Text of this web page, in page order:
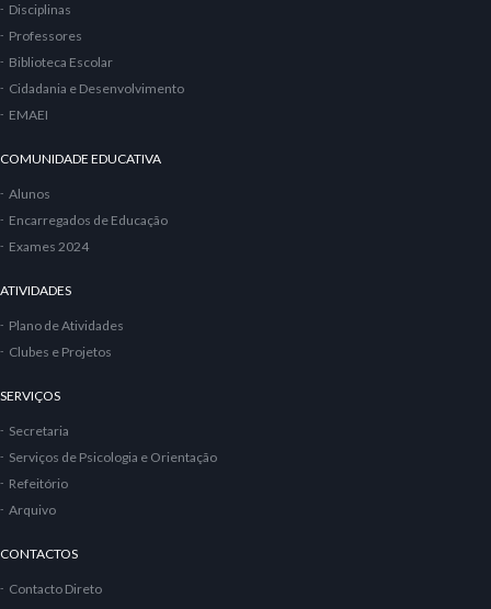
Disciplinas
Professores
Biblioteca Escolar
Cidadania e Desenvolvimento
EMAEI
COMUNIDADE EDUCATIVA
Alunos
Encarregados de Educação
Exames 2024
ATIVIDADES
Plano de Atividades
Clubes e Projetos
SERVIÇOS
Secretaria
Serviços de Psicologia e Orientação
Refeitório
Arquivo
CONTACTOS
Contacto Direto